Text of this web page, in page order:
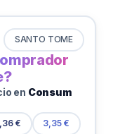
SANTO TOME
en Consum
€ 3,35 €